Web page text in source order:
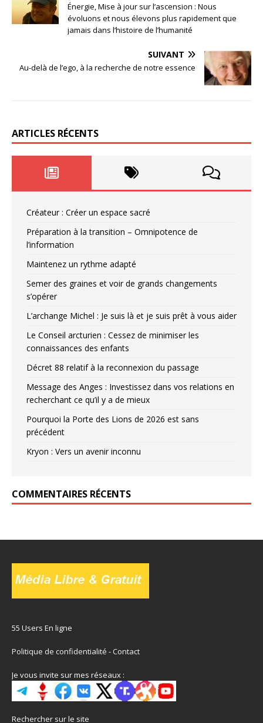
Énergie, Mise à jour sur l’ascension : Nous
évoluons et nous élevons plus rapidement que
jamais dans l’histoire de l’humanité
SUIVANT
Au-delà de l’ego, à la recherche de notre essence
ARTICLES RÉCENTS
Créateur : Créer un espace sacré
Préparation à la transition – Omnipotence de
l’information
Maintenez un rythme adapté
Semer des graines et voir de grands changements
s’opérer
L’archange Michel : Je suis là et je suis prêt à vous aider
Le Conseil arcturien : Cessez de minimiser les
connaissances des enfants
Décret 88 relatif à la reconnexion du passage
Message des Anges : Investissez dans vos relations en
recherchant ce qu’il y a de mieux
Pourquoi la Porte des Lions de 2026 est sans
précédent
Kryon : Vers un avenir inconnu
COMMENTAIRES RÉCENTS
55 Users En ligne
Politique de confidentialité -Contact
Je vous invite sur mes réseaux :
Rechercher sur le site